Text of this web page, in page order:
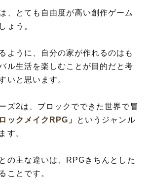
、とても自由度が高い創作ゲーム
ょう。
ように、自分の家が作れるのはも
ル生活を楽しむことが目的だと考
いと思います。
ズ2は、ブロックでできた世界で冒
ックメイクRPG」
というジャンル
す。
の主な違いは、RPGきちんとした
ことです。